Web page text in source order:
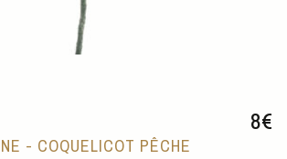
8€
- COQUELICOT PÊCHE